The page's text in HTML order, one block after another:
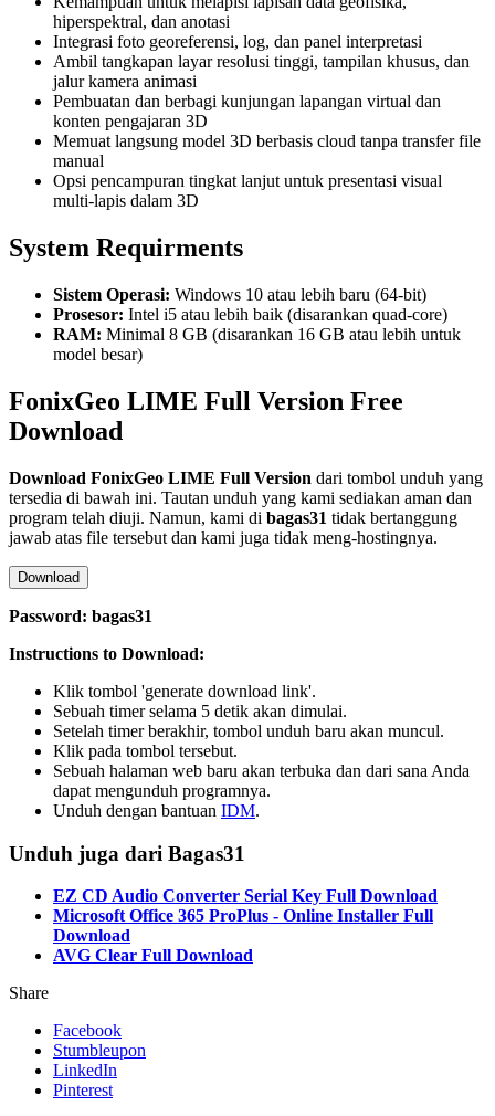
hiperspektral, dan anotasi
Integrasi foto georeferensi, log, dan panel interpretasi
Ambil tangkapan layar resolusi tinggi, tampilan khusus, dan
jalur kamera animasi
Pembuatan dan berbagi kunjungan lapangan virtual dan
konten pengajaran 3D
Memuat langsung model 3D berbasis cloud tanpa transfer file
manual
Opsi pencampuran tingkat lanjut untuk presentasi visual
multi-lapis dalam 3D
System Requirments
Sistem Operasi: Windows 10 atau lebih baru (64-bit)
Prosesor: Intel i5 atau lebih baik (disarankan quad-core)
RAM: Minimal 8 GB (disarankan 16 GB atau lebih untuk
model besar)
FonixGeo LIME Full Version Free
Download
Download FonixGeo LIME Full Version dari tombol unduh yang
tersedia di bawah ini. Tautan unduh yang kami sediakan aman dan
program telah diuji. Namun, kami di bagas31 tidak bertanggung
jawab atas file tersebut dan kami juga tidak meng-hostingnya.
Download
Password: bagas31
Instructions to Download:
Klik tombol 'generate download link'.
Sebuah timer selama 5 detik akan dimulai.
Setelah timer berakhir, tombol unduh baru akan muncul.
Klik pada tombol tersebut.
Sebuah halaman web baru akan terbuka dan dari sana Anda
dapat mengunduh programnya.
Unduh dengan bantuan IDM.
Unduh juga dari Bagas31
EZ CD Audio Converter Serial Key Full Download
Microsoft Office 365 ProPlus - Online Installer Full
Download
AVG Clear Full Download
Share
Facebook
Stumbleupon
LinkedIn
Pinterest